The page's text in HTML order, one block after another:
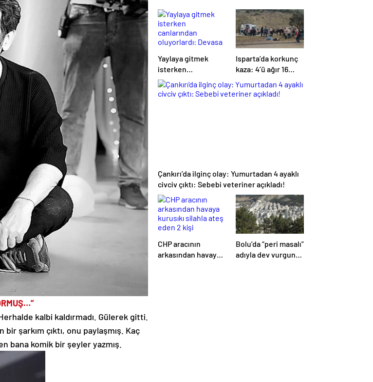
kalbi kaldırmadı. Gülerek gitti.
şarkım çıktı, onu paylaşmış. Kaç
bana komik bir şeyler yazmış.
Yaylaya gitmek
isterken
canlarından
oluyorlardı: Devasa
Isparta’da korkunç
kaza: 4’ü ağır 16
yaralı
Çankırı’da ilginç olay: Yumurtadan 4 ayaklı
civciv çıktı: Sebebi veteriner açıkladı!
CHP aracının
arkasından havaya
Bolu’da “peri masalı”
adıyla dev vurgun!